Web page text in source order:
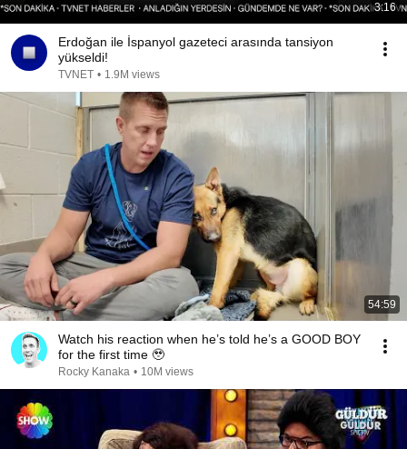
3:16
Erdoğan ile İspanyol gazeteci arasında tansiyon
yükseldi!
TVNET • 1.9M views
54:59
Watch his reaction when he’s told he’s a GOOD BOY
for the first time 🥹
Rocky Kanaka • 10M views